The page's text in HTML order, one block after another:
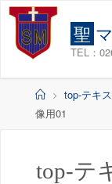
コ
聖 マ
TEL：
ホ
ー
top-テキ
像用01
top-テ